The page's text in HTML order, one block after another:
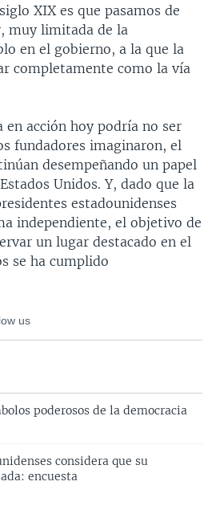
XIX es que pasamos de
muy limitada de la
en el gobierno, a la que la
completamente como la vía
en acción hoy podría no ser
fundadores imaginaron, el
desempeñando un papel
Unidos. Y, dado que la
estadounidenses
independiente, el objetivo de
un lugar destacado en el
se ha cumplido
us
poderosos de la democracia
considera que su
encuesta